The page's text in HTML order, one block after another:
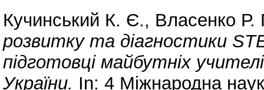
Кучинський К. Є., Власенко Р.
розвитку та діагностики
підготовці майбутніх
України. In: 4 Міжнародна